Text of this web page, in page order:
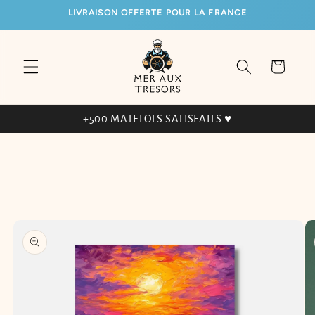
AU
LIVRAISON OFFERTE POUR LA FRANCE
Panier
+500 MATELOTS SATISFAITS ♥